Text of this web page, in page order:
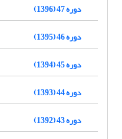
دوره 47 (1396)
دوره 46 (1395)
دوره 45 (1394)
دوره 44 (1393)
دوره 43 (1392)